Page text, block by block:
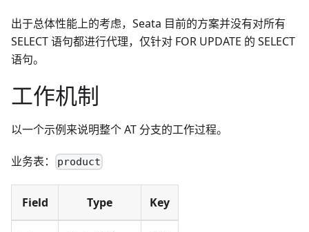
出于总体性能上的考虑，Seata 目前的方案并没有对所有
SELECT 语句都进行代理，仅针对 FOR UPDATE 的 SELECT
语句。
工作机制
以一个示例来说明整个 AT 分支的工作过程。
业务表： product
Field Type Key